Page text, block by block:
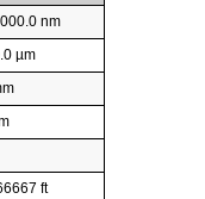
nm
µm
ft